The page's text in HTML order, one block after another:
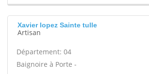
Xavier lopez Sainte tulle
Artisan
Département: 04
Baignoire à Porte -